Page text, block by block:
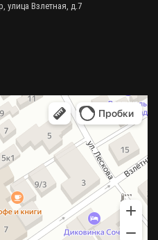
улица Взлетная, д.7